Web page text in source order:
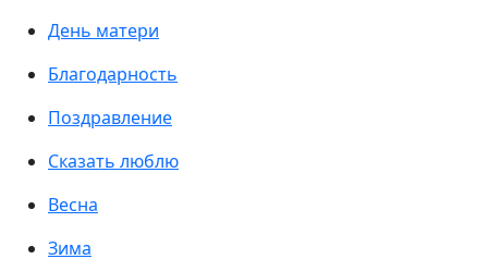
День матери
Благодарность
Поздравление
Сказать люблю
Весна
Зима